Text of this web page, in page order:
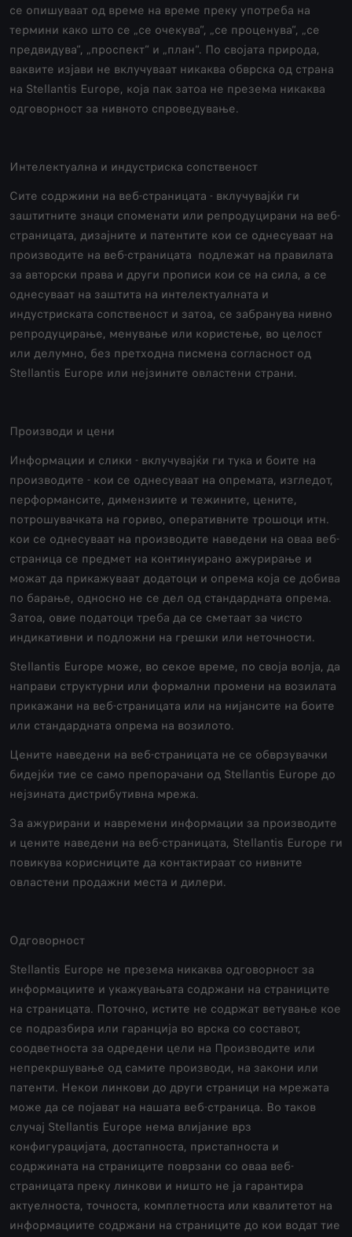
се опишуваат од време на време преку употреба на
термини како што се „се очекува“, „се проценува“, „се
предвидува“, „проспект“ и „план“. По својата природа,
ваквите изјави не вклучуваат никаква обврска од страна
на Stellantis Europe, која пак затоа не презема никаква
одговорност за нивното спроведување.
Интелектуална и индустриска сопственост
Сите содржини на веб-страницата - вклучувајќи ги
заштитните знаци споменати или репродуцирани на веб-
страницата, дизајните и патентите кои се однесуваат на
производите на веб-страницата подлежат на правилата
за авторски права и други прописи кои се на сила, а се
однесуваат на заштита на интелектуалната и
индустриската сопственост и затоа, се забранува нивно
репродуцирање, менување или користење, во целост
или делумно, без претходна писмена согласност од
Stellantis Europe или нејзините овластени страни.
Производи и цени
Информации и слики - вклучувајќи ги тука и боите на
производите - кои се однесуваат на опремата, изгледот,
перформансите, димензиите и тежините, цените,
потрошувачката на гориво, оперативните трошоци итн.
кои се однесуваат на производите наведени на оваа веб-
страница се предмет на континуирано ажурирање и
можат да прикажуваат додатоци и опрема која се добива
по барање, односно не се дел од стандардната опрема.
Затоа, овие податоци треба да се сметаат за чисто
индикативни и подложни на грешки или неточности.
Stellantis Europe може, во секое време, по своја волја, да
направи структурни или формални промени на возилата
прикажани на веб-страницата или на нијансите на боите
или стандардната опрема на возилото.
Цените наведени на веб-страницата не се обврзувачки
бидејќи тие се само препорачани од Stellantis Europe до
нејзината дистрибутивна мрежа.
За ажурирани и навремени информации за производите
и цените наведени на веб-страницата, Stellantis Europe ги
повикува корисниците да контактираат со нивните
овластени продажни места и дилери.
Одговорност
Stellantis Europe не презема никаква одговорност за
информациите и укажувањата содржани на страниците
на страницата. Поточно, истите не содржат ветување кое
се подразбира или гаранција во врска со составот,
соодветноста за одредени цели на Производите или
непрекршување од самите производи, на закони или
патенти. Некои линкови до други страници на мрежата
може да се појават на нашата веб-страница. Во таков
случај Stellantis Europe нема влијание врз
конфигурацијата, достапноста, пристапноста и
содржината на страниците поврзани со оваа веб-
страницата преку линкови и ништо не ја гарантира
актуелноста, точноста, комплетноста или квалитетот на
информациите содржани на страниците до кои водат тие